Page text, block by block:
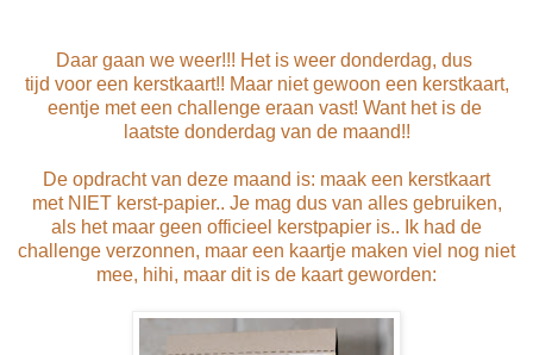
Daar gaan we weer!!! Het is weer donderdag, dus
tijd voor een kerstkaart!! Maar niet gewoon een kerstkaart,
eentje met een challenge eraan vast! Want het is de
laatste donderdag van de maand!!
De opdracht van deze maand is: maak een kerstkaart
met NIET kerst-papier.. Je mag dus van alles gebruiken,
als het maar geen officieel kerstpapier is.. Ik had de
challenge verzonnen, maar een kaartje maken viel nog niet
mee, hihi, maar dit is de kaart geworden: